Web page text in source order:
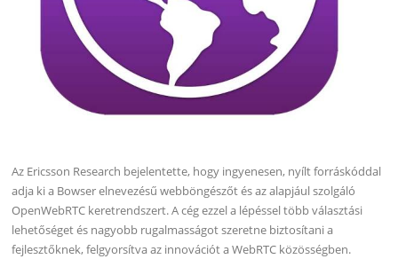
Az Ericsson Research bejelentette, hogy ingyenesen, nyílt forráskóddal
adja ki a Bowser elnevezésű webböngészőt és az alapjául szolgáló
OpenWebRTC keretrendszert. A cég ezzel a lépéssel több választási
lehetőséget és nagyobb rugalmasságot szeretne biztosítani a
fejlesztőknek, felgyorsítva az innovációt a WebRTC közösségben.